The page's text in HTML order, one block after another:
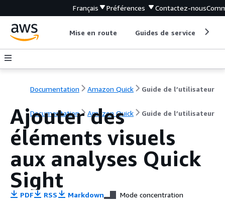
Français Préférences Contactez-nous
Mise en route Guides de service
Documentation Amazon Quick Guide de l’utilisateur
Documentation Amazon Quick Guide de l’utilisateur
Ajouter des
éléments visuels
aux analyses Quick
Sight
PDF RSS Markdown Mode concentration